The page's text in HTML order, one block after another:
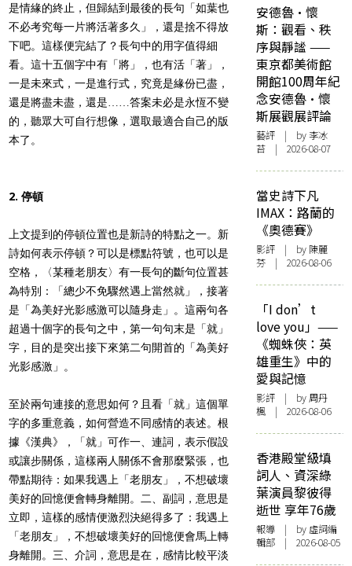
是情緣的終止，但歸結到最後的長句「如葉也
不必考究每一片將活著多久」，還是捨不得放
下吧。這樣便完結了？長句中的用字值得細
看。這十五個字中有「將」，也有活「著」，
一是未來式，一是進行式，究竟是緣份已盡，
還是將盡未盡，還是……答案未必是永恆不變
的，聽眾大可自行想像，選取最適合自己的版
本了。
2. 停頓
上文提到的停頓位置也是新詩的特點之一。新
詩如何表示停頓？可以是標點符號，也可以是
空格，〈某種老朋友〉有一長句的斷句位置甚
為特別：「總少不免驟然遇上當然就」，接著
是「為美好光影感激可以隨身走」。這兩句各
超過十個字的長句之中，第一句句末是「就」
字，目的是突出接下來第二句開首的「為美好
光影感激」。
至於兩句連接的意思如何？且看「就」這個單
字的多重意義，如何營造不同感情的表述。根
據《漢典》，「就」可作一、連詞，表示假設
或讓步關係，這樣兩人關係不會那麼緊張，也
帶點期待：如果我遇上「老朋友」，不想破壞
美好的回憶便會轉身離開。二、副詞，意思是
立即，這樣的感情便激烈決絕得多了：我遇上
「老朋友」，不想破壞美好的回憶便會馬上轉
身離開。三、介詞，意思是在，感情比較平淡
安德魯·懷
斯：觀看、秩
序與靜謐 ——
東京都美術館
開館100周年紀
念安德魯·懷
斯展觀展評論
藝評 | by 李冰
苔 | 2026-08-07
當史詩下凡
IMAX：路蘭的
《奧德賽》
影評 | by 陳麗
芬 | 2026-08-06
「I don’t
love you」——
《蜘蛛俠：英
雄重生》中的
愛與記憶
影評 | by周丹
楓 | 2026-08-06
香港殿堂級填
詞人、資深綠
葉演員黎彼得
逝世 享年76歲
報導 | by 虛詞編
輯部 | 2026-08-05